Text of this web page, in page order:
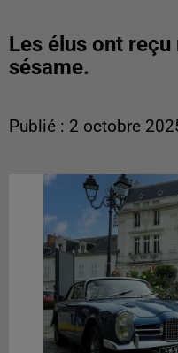
Les élus ont
sésame.
Publié : 2 octobre